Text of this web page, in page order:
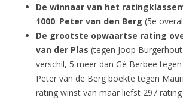
De winnaar van het
1000: Peter van den Berg (5e
De grootste opwaartse rating
van der Plas (tegen Joop
verschil, 5 meer dan Gé Berbee
Peter van de Berg boekte tegen
rating winst van maar liefst 297